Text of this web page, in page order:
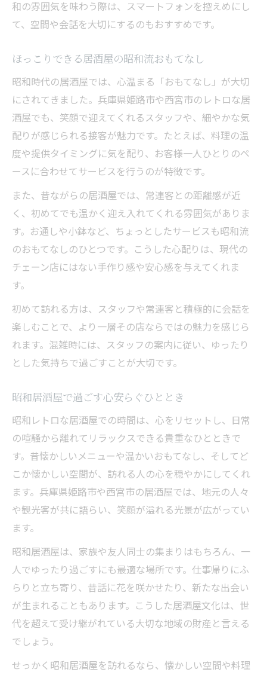
和の雰囲気を味わう際は、スマートフォンを控えめにし
て、空間や会話を大切にするのもおすすめです。
ほっこりできる居酒屋の昭和流おもてなし
昭和時代の居酒屋では、心温まる「おもてなし」が大切
にされてきました。兵庫県姫路市や西宮市のレトロな居
酒屋でも、笑顔で迎えてくれるスタッフや、細やかな気
配りが感じられる接客が魅力です。たとえば、料理の温
度や提供タイミングに気を配り、お客様一人ひとりのペ
ースに合わせてサービスを行うのが特徴です。
また、昔ながらの居酒屋では、常連客との距離感が近
く、初めてでも温かく迎え入れてくれる雰囲気がありま
す。お通しや小鉢など、ちょっとしたサービスも昭和流
のおもてなしのひとつです。こうした心配りは、現代の
チェーン店にはない手作り感や安心感を与えてくれま
す。
初めて訪れる方は、スタッフや常連客と積極的に会話を
楽しむことで、より一層その店ならではの魅力を感じら
れます。混雑時には、スタッフの案内に従い、ゆったり
とした気持ちで過ごすことが大切です。
昭和居酒屋で過ごす心安らぐひととき
昭和レトロな居酒屋での時間は、心をリセットし、日常
の喧騒から離れてリラックスできる貴重なひとときで
す。昔懐かしいメニューや温かいおもてなし、そしてど
こか懐かしい空間が、訪れる人の心を穏やかにしてくれ
ます。兵庫県姫路市や西宮市の居酒屋では、地元の人々
や観光客が共に語らい、笑顔が溢れる光景が広がってい
ます。
昭和居酒屋は、家族や友人同士の集まりはもちろん、一
人でゆったり過ごすにも最適な場所です。仕事帰りにふ
らりと立ち寄り、昔話に花を咲かせたり、新たな出会い
が生まれることもあります。こうした居酒屋文化は、世
代を超えて受け継がれている大切な地域の財産と言える
でしょう。
せっかく昭和居酒屋を訪れるなら、懐かしい空間や料理